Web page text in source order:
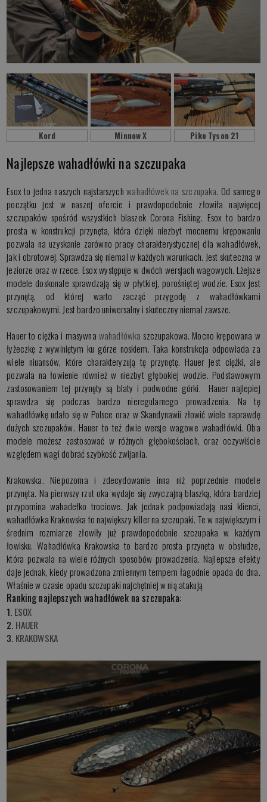
Kord Minnow X Pike Tyson 21
Najlepsze wahadłówki na szczupaka
Esox to jedna naszych najstarszychwahadłówek na szczupaka. Od samego
początku jest w naszej ofercie i prawdopodobnie złowiła najwięcej
szczupaków spośród wszystkich blaszek Corona Fishing. Esox to bardzo
prosta w konstrukcji przynęta, która dzięki niezbyt mocnemu krępowaniu
pozwala na uzyskanie zarówno pracy charakterystycznej dla wahadłówek,
jak i obrotowej. Sprawdza się niemal w każdych warunkach. Jest skuteczna w
jeziorze oraz w rzece. Esox występuje w dwóch wersjach wagowych. Lżejsze
modele doskonale sprawdzają się w płytkiej, porośniętej wodzie. Esox jest
przynętą, od której warto zacząć przygodę z wahadłówkami
szczupakowymi. Jest bardzo uniwersalny i skuteczny niemal zawsze.
Hauer to ciężka i masywna wahadłówka szczupakowa. Mocno krępowana w
łyżeczkę z wywiniętym ku górze noskiem. Taka konstrukcja odpowiada za
wiele niuansów, które charakteryzują tę przynętę. Hauer jest ciężki, ale
pozwala na łowienie również w niezbyt głębokiej wodzie. Podstawowym
zastosowaniem tej przynęty są blaty i podwodne górki. Hauer najlepiej
sprawdza się podczas bardzo nieregularnego prowadzenia. Na tę
wahadłówkę udało się w Polsce oraz w Skandynawii złowić wiele naprawdę
dużych szczupaków. Hauer to też dwie wersje wagowe wahadłówki. Oba
modele możesz zastosować w różnych głębokościach, oraz oczywiście
względem wagi dobrać szybkość zwijania.
Krakowska. Niepozorna i zdecydowanie inna niż poprzednie modele
przynęta. Na pierwszy rzut oka wydaje się zwyczajną blaszką, która bardziej
przypomina wahadełko trociowe. Jak jednak podpowiadają nasi klienci,
wahadłówka Krakowska to największy killer na szczupaki. Te w największym i
średnim rozmiarze złowiły już prawdopodobnie szczupaka w każdym
łowisku. Wahadłówka Krakowska to bardzo prosta przynęta w obsłudze,
która pozwala na wiele różnych sposobów prowadzenia. Najlepsze efekty
daje jednak, kiedy prowadzona zmiennym tempem łagodnie opada do dna.
Właśnie w czasie opadu szczupaki najchętniej w nią atakują
Ranking najlepszych wahadłówek na szczupaka:
1. ESOX
2. HAUER
3. KRAKOWSKA